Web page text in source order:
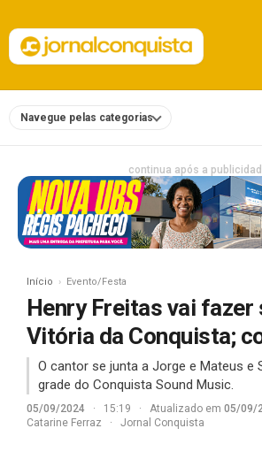
Navegue pelas categorias
continua após a
Início Evento/Festa
Henry Freitas vai fazer
Vitória da Conquista;
O cantor se junta a Jorge e Mateus e
grade do Conquista Sound Music.
05/09/2024 · 15:19 · Atualizado em 05/09/
Catarine Ferraz
· Jornal Conquista